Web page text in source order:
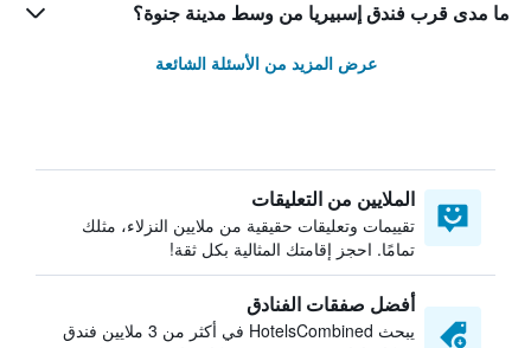
ما مدى قرب فندق إسبيريا من وسط مدينة جنوة؟
عرض المزيد من الأسئلة الشائعة
الملايين من التعليقات
تقييمات وتعليقات حقيقية من ملايين النزلاء، مثلك
تمامًا. احجز إقامتك المثالية بكل ثقة!
أفضل صفقات الفنادق
يبحث HotelsCombined في أكثر من 3 ملايين فندق